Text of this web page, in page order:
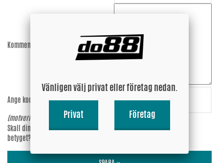
Kommentar:
Ange koden:
hQkarc
(motverkar spam)
Skall din epost-adress synas vid
betyget?
Ja
Vänligen välj privat eller företag nedan.
Privat Företag